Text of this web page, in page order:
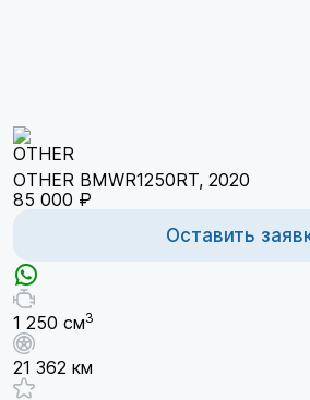
OTHER BMWR1250RT, 2020
85 000 ₽
Оставить
1 250 см3
21 362 км